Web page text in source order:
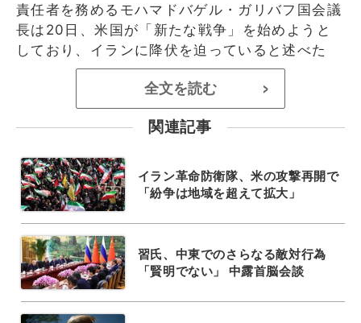
責任者を務めるモハマドバゲル・ガリバフ国会議
長は20日、米国が「新たな戦争」を始めようと
しており、イランに降伏を迫っていると述べた
全文を読む >
関連記事
イラン革命防衛隊、米の攻撃再開で
「紛争は地域を超えて拡大」
習氏、中東でのさらなる敵対行為
「賢明でない」 中露首脳会談